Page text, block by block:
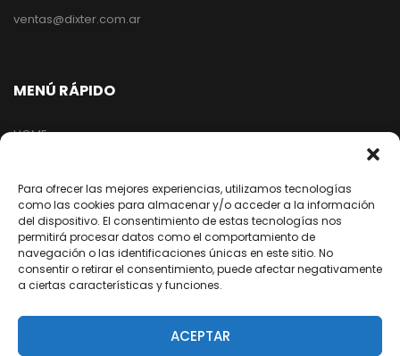
Para ofrecer las mejores experiencias, utilizamos tecnologías
como las cookies para almacenar y/o acceder a la información
del dispositivo. El consentimiento de estas tecnologías nos
permitirá procesar datos como el comportamiento de
navegación o las identificaciones únicas en este sitio. No
consentir o retirar el consentimiento, puede afectar negativamente
a ciertas características y funciones.
ACEPTAR
ventas@dixter.com.ar
MENÚ RÁPIDO
HOME
EMPRESA
NUESTRA RED
ARREPENTIMIENTO DE COMPRA